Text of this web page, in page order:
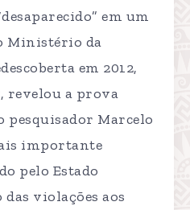
em um
Ministério da
em 2012,
, revelou a prova
pesquisador Marcelo
importante
pelo Estado
violações aos